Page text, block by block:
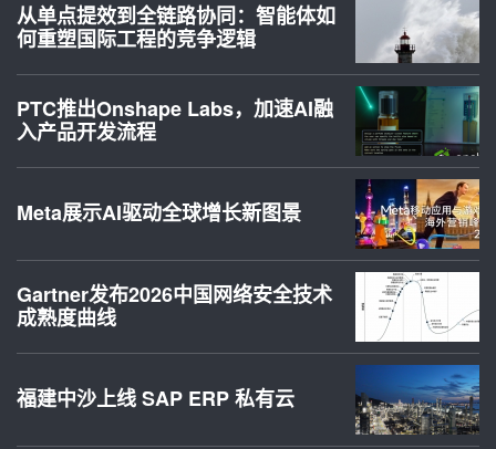
从单点提效到全链路协同：智能体如
何重塑国际工程的竞争逻辑
PTC推出Onshape Labs，加速AI融
入产品开发流程
Meta展示AI驱动全球增长新图景
Gartner发布2026中国网络安全技术
成熟度曲线
福建中沙上线 SAP ERP 私有云